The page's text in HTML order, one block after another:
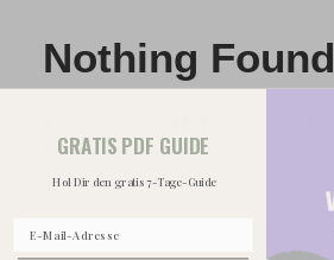
Nothing Found
Perhaps searching can help.
GRATIS PDF GUIDE
Hol Dir den gratis 7-Tage-Guide